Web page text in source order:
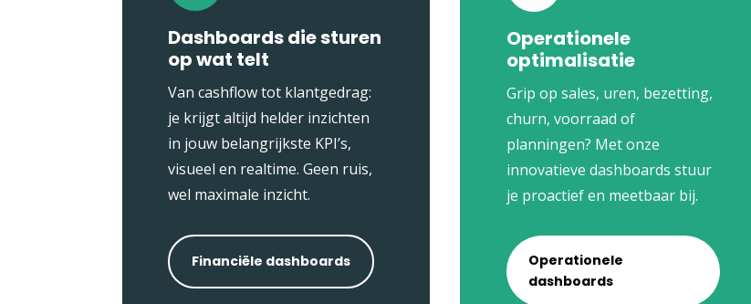
Dashboards die sturen
op wat telt
Van cashflow tot klantgedrag:
je krijgt altijd helder inzichten
in jouw belangrijkste KPI’s,
visueel en realtime. Geen ruis,
wel maximale inzicht.
Financiële dashboards
Operationele
optimalisatie
Grip op sales, uren, bezetting,
churn, voorraad of
planningen? Met onze
innovatieve dashboards stuur
je proactief en meetbaar bij.
Operationele
dashboards